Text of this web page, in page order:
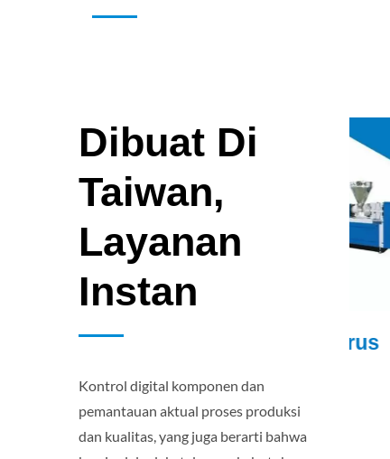
Dibuat Di
Taiwan,
Layanan
Instan
Kontrol digital komponen dan
pemantauan aktual proses produksi
dan kualitas, yang juga berarti bahwa
Busa Berbentuk Terus